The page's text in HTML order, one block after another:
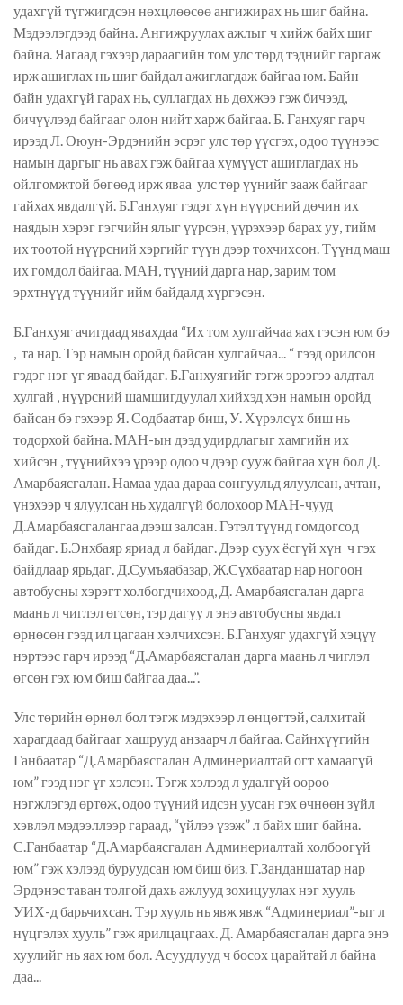
удахгүй түгжигдсэн нөхцлөөсөө ангижирах нь шиг байна.
Мэдээлэгдээд байна. Ангижруулах ажлыг ч хийж байх шиг
байна. Яагаад гэхээр дараагийн том улс төрд тэднийг гаргаж
ирж ашиглах нь шиг байдал ажиглагдаж байгаа юм. Байн
байн удахгүй гарах нь, суллагдах нь дөхжээ гэж бичээд,
бичүүлээд байгааг олон нийт харж байгаа. Б. Ганхуяг гарч
ирээд Л. Оюун-Эрдэнийн эсрэг улс төр үүсгэх, одоо түүнээс
намын даргыг нь авах гэж байгаа хүмүүст ашиглагдах нь
ойлгомжтой бөгөөд ирж яваа улс төр үүнийг зааж байгааг
гайхах явдалгүй. Б.Ганхуяг гэдэг хүн нүүрсний дөчин их
наядын хэрэг гэгчийн ялыг үүрсэн, үүрэхээр барах уу, тийм
их тоотой нүүрсний хэргийг түүн дээр тохчихсон. Түүнд маш
их гомдол байгаа. МАН, түүний дарга нар, зарим том
эрхтнүүд түүнийг ийм байдалд хүргэсэн.
Б.Ганхуяг ачигдаад явахдаа “Их том хулгайчаа яах гэсэн юм бэ
та нар. Тэр намын оройд байсан хулгайчаа... “ гээд орилсон
гэдэг нэг үг яваад байдаг. Б.Ганхуягийг тэгж эрээгээ алдтал
хулгай , нүүрсний шамшигдуулал хийхэд хэн намын оройд
байсан бэ гэхээр Я. Содбаатар биш, У. Хүрэлсүх биш нь
тодорхой байна. МАН-ын дээд удирдлагыг хамгийн их
хийсэн , түүнийхээ үрээр одоо ч дээр сууж байгаа хүн бол Д.
Амарбаясгалан. Намаа удаа дараа сонгуульд ялуулсан, ачтан,
үнэхээр ч ялуулсан нь худалгүй болохоор МАН-чууд
Д.Амарбаясгалангаа дээш залсан. Гэтэл түүнд гомдогсод
байдаг. Б.Энхбаяр яриад л байдаг. Дээр суух ёсгүй хүн ч гэх
байдлаар ярьдаг. Д.Сумъяабазар, Ж.Сүхбаатар нар ногоон
автобусны хэрэгт холбогдчихоод, Д. Амарбаясгалан дарга
маань л чиглэл өгсөн, тэр дагуу л энэ автобусны явдал
өрнөсөн гээд ил цагаан хэлчихсэн. Б.Ганхуяг удахгүй хэцүү
нэртээс гарч ирээд “Д.Амарбаясгалан дарга маань л чиглэл
өгсөн гэх юм биш байгаа даа...”.
Улс төрийн өрнөл бол тэгж мэдэхээр л өнцөгтэй, салхитай
харагдаад байгааг хашрууд анзаарч л байгаа. Сайнхүүгийн
Ганбаатар “Д.Амарбаясгалан Админериалтай огт хамаагүй
юм” гээд нэг үг хэлсэн. Тэгж хэлээд л удалгүй өөрөө
нэгжлэгэд өртөж, одоо түүний идсэн уусан гэх өчнөөн зүйл
хэвлэл мэдээллээр гараад, “үйлээ үзэж” л байх шиг байна.
С.Ганбаатар “Д.Амарбаясгалан Админериалтай холбоогүй
юм” гэж хэлээд буруудсан юм биш биз. Г.Занданшатар нар
Эрдэнэс таван толгой дахь ажлууд зохицуулах нэг хууль
УИХ-д барьчихсан. Тэр хууль нь явж явж “Админериал”-ыг л
нүцгэлэх хууль” гэж ярилцацгаах. Д. Амарбаясгалан дарга энэ
хуулийг нь яах юм бол. Асуудлууд ч босох царайтай л байна
даа...